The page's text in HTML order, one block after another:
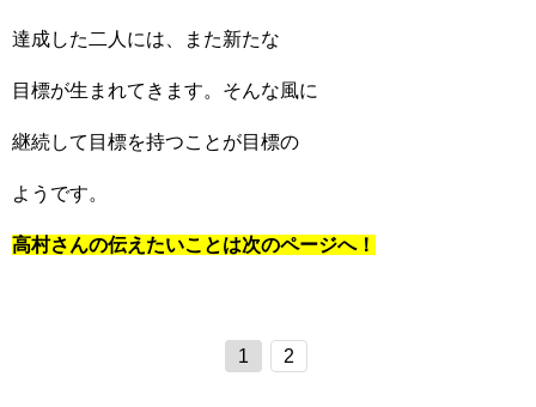
達成した二人には、また新たな
目標が生まれてきます。そんな風に
継続して目標を持つことが目標の
ようです。
高村さんの伝えたいことは次のページへ！
1 2